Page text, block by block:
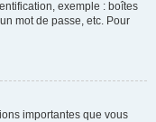
exemple : boîtes
mot de passe, etc. Pour
importantes que vous